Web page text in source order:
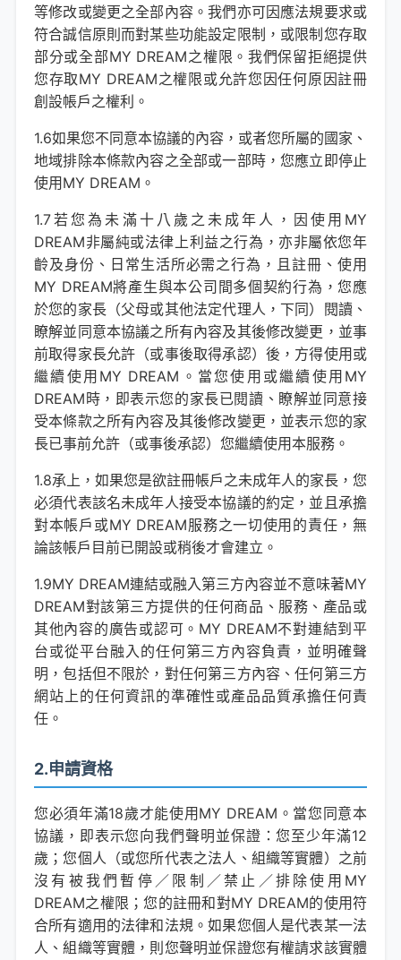
等修改或變更之全部內容。我們亦可因應法規要求或
符合誠信原則而對某些功能設定限制，或限制您存取
部分或全部MY DREAM之權限。我們保留拒絕提供
您存取MY DREAM之權限或允許您因任何原因註冊
創設帳戶之權利。
1.6如果您不同意本協議的內容，或者您所屬的國家、
地域排除本條款內容之全部或一部時，您應立即停止
使用MY DREAM。
1.7若您為未滿十八歲之未成年人，因使用MY
DREAM非屬純或法律上利益之行為，亦非屬依您年
齡及身份、日常生活所必需之行為，且註冊、使用
MY DREAM將產生與本公司間多個契約行為，您應
於您的家長（父母或其他法定代理人，下同）閱讀、
瞭解並同意本協議之所有內容及其後修改變更，並事
前取得家長允許（或事後取得承認）後，方得使用或
繼續使用MY DREAM。當您使用或繼續使用MY
DREAM時，即表示您的家長已閱讀、瞭解並同意接
受本條款之所有內容及其後修改變更，並表示您的家
長已事前允許（或事後承認）您繼續使用本服務。
1.8承上，如果您是欲註冊帳戶之未成年人的家長，您
必須代表該名未成年人接受本協議的約定，並且承擔
對本帳戶或MY DREAM服務之一切使用的責任，無
論該帳戶目前已開設或稍後才會建立。
1.9MY DREAM連結或融入第三方內容並不意味著MY
DREAM對該第三方提供的任何商品、服務、產品或
其他內容的廣告或認可。MY DREAM不對連結到平
台或從平台融入的任何第三方內容負責，並明確聲
明，包括但不限於，對任何第三方內容、任何第三方
網站上的任何資訊的準確性或產品品質承擔任何責
任。
2.申請資格
您必須年滿18歲才能使用MY DREAM。當您同意本
協議，即表示您向我們聲明並保證：您至少年滿12
歲；您個人（或您所代表之法人、組織等實體）之前
沒有被我們暫停／限制／禁止／排除使用MY
DREAM之權限；您的註冊和對MY DREAM的使用符
合所有適用的法律和法規。如果您個人是代表某一法
人、組織等實體，則您聲明並保證您有權請求該實體